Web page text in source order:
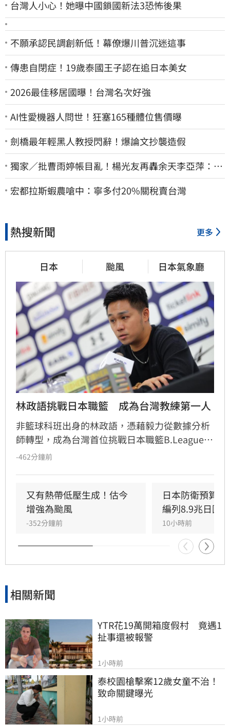
台灣人小心！她曝中國鎖國新法3恐怖後果
不願承認民調創新低！幕僚爆川普沉迷這事
傳患自閉症！19歲泰國王子認在追日本美女
2026最佳移居國曝！台灣名次好強
AI性愛機器人問世！狂塞165種體位售價曝
劍橋最年輕黑人教授閃辭！爆論文抄襲造假
獨家／批曹雨婷帳目亂！楊光友再轟余天李亞萍：他
們工會跟演藝圈沒關
宏都拉斯蝦農嗆中：寧多付20%關稅賣台灣
熱搜新聞 更多
日本 颱風 日本氣象廳
林政語挑戰日本職籃　成為台灣教練第一人
非籃球科班出身的林政語，憑藉毅力從數據分析
師轉型，成為台灣首位挑戰日本職籃B.League的
教練。他曾助新北國王奪下兩座冠軍，並在美籍
自學日文迎接挑戰，期許能在高強度的日本職籃
中磨練執教能力，成為國際級教練，未來更希望
能將寶貴的海外執教經驗帶回台灣，為本土籃壇
注入新氣象，實踐深耕籃球的長遠目標。
-462分鐘前
又有熱帶低壓生成！估今
增強為颱風
-352分鐘前
日本防衛預算
編列8.9兆日圓
10小時前
相關新聞
YTR花19萬開箱度假村　竟遇1
扯事還被報警
1小時前
泰校園槍擊案12歲女童不治！
致命關鍵曝光
1小時前